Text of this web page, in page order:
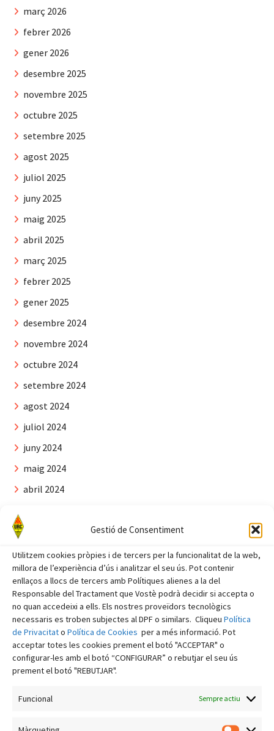
Gestió de Consentiment
Utilitzem cookies pròpies i de tercers per la funcionalitat de la web,
millora de l’experiència d’ús i analitzar el seu ús. Pot contenir
enllaços a llocs de tercers amb Polítiques alienes a la del
Responsable del Tractament que Vostè podrà decidir si accepta o
no quan accedeixi a ells. Els nostres proveïdors tecnològics
necessaris es troben subjectes al DPF o similars. Cliqueu Política
de Privacitato Política de Cookies per a més informació. Pot
acceptar totes les cookies prement el botó "ACCEPTAR" o
configurar-les amb el botó “CONFIGURAR” o rebutjar el seu ús
prement el botó "REBUTJAR".
Funcional Sempre actiu
març 2026
febrer 2026
gener 2026
desembre 2025
novembre 2025
octubre 2025
setembre 2025
agost 2025
juliol 2025
juny 2025
maig 2025
abril 2025
març 2025
febrer 2025
gener 2025
desembre 2024
novembre 2024
octubre 2024
setembre 2024
agost 2024
juliol 2024
juny 2024
maig 2024
abril 2024
febrer 2024
gener 2024
desembre 2023
novembre 2023
octubre 2023
setembre 2023
agost 2023
juliol 2023
juny 2023